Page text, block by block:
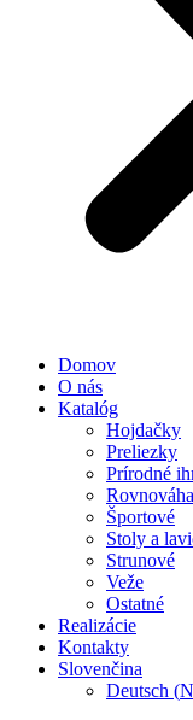
Domov
O nás
Katalóg
Hojdačky
Preliezky
Prírodné
Rovnováha
Športové
Stoly a
Strunové
Veže
Ostatné
Realizácie
Kontakty
Slovenčina
Deutsch (